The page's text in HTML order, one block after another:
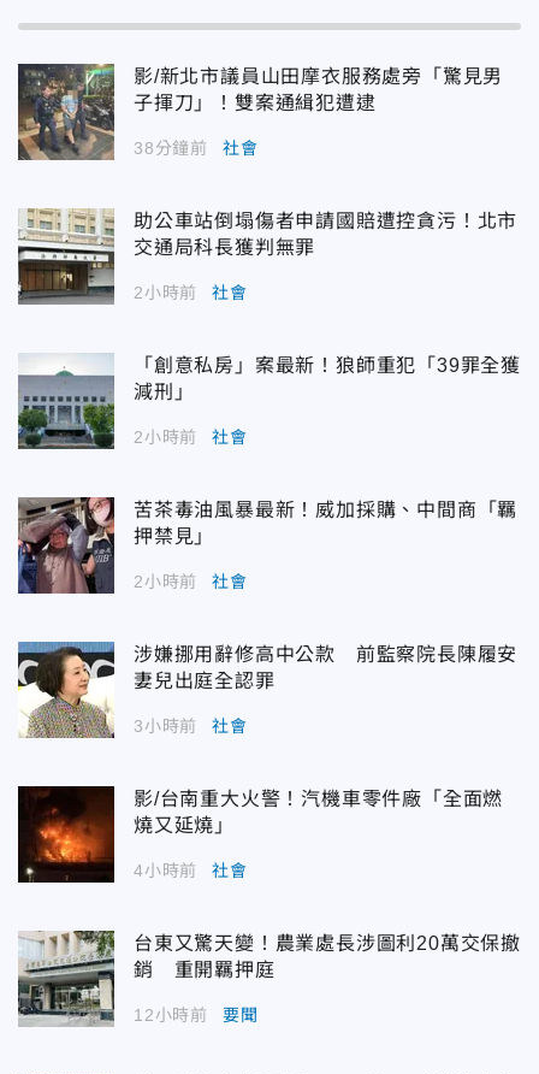
影/新北市議員山田摩衣服務處旁「驚見男
子揮刀」！雙案通緝犯遭逮
38分鐘前 社會
助公車站倒塌傷者申請國賠遭控貪污！北市
交通局科長獲判無罪
2小時前 社會
「創意私房」案最新！狼師重犯「39罪全獲
減刑」
2小時前 社會
苦茶毒油風暴最新！威加採購、中間商「羈
押禁見」
2小時前 社會
涉嫌挪用辭修高中公款 前監察院長陳履安
妻兒出庭全認罪
3小時前 社會
影/台南重大火警！汽機車零件廠「全面燃
燒又延燒」
4小時前 社會
台東又驚天變！農業處長涉圖利20萬交保撤
銷 重開羈押庭
12小時前 要聞